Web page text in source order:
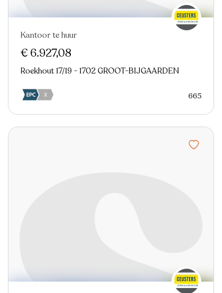
Kantoor te huur
€ 6.927,08
Roekhout 17/19 - 1702 GROOT-BIJGAARDEN
665